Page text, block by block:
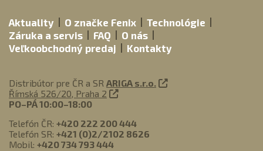
Aktuality O značke Fenix
Technológie
Záruka a servis
FAQ
O nás
Veľkoobchodný predaj
Kontakty
Distribútor pre ČR a SR ARIGA s.r.o.
Římská 526/20, Praha 2
PO–PÁ 10:00–18:00
Telefón ČR: +420 222 200 444
Telefón SR: +421 (0)2/2102 8626
Mobil: +420 734 793 444